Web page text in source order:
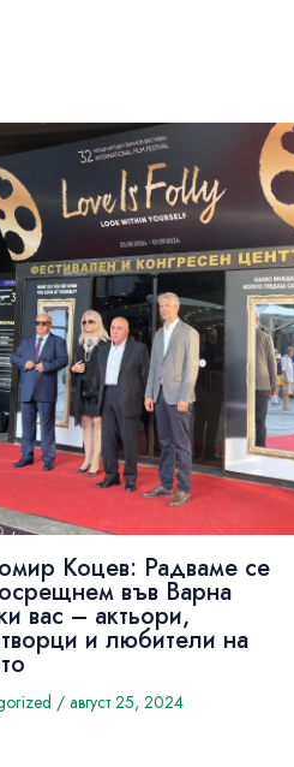
Коцев: Радваме се
във Варна
вас – актьори,
и любители на
/ август 25, 2024